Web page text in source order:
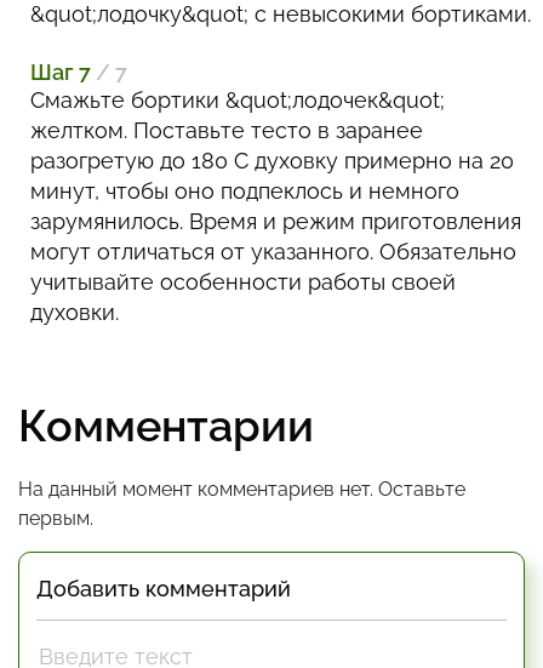
&quot;лодочку&quot; с невысокими бортиками.
Шаг 7 / 7
Смажьте бортики &quot;лодочек&quot;
желтком. Поставьте тесто в заранее
разогретую до 180 С духовку примерно на 20
минут, чтобы оно подпеклось и немного
зарумянилось. Время и режим приготовления
могут отличаться от указанного. Обязательно
учитывайте особенности работы своей
духовки.
Комментарии
На данный момент комментариев нет. Оставьте
первым.
Добавить комментарий